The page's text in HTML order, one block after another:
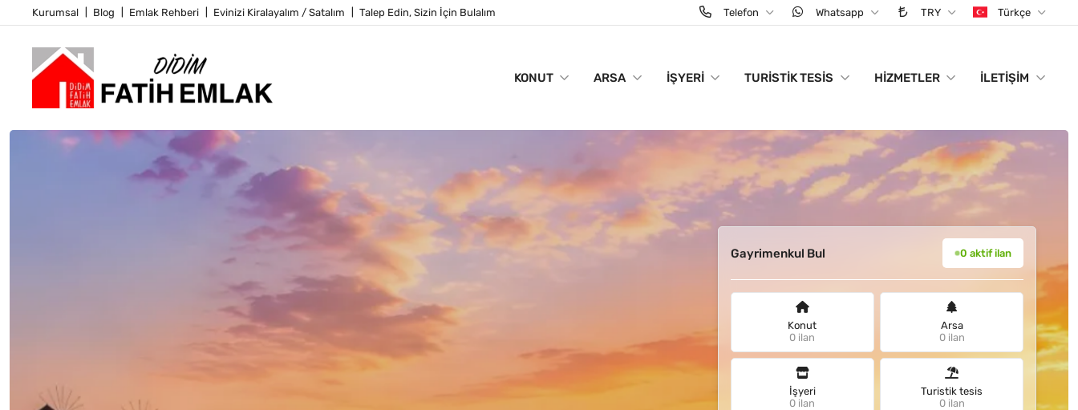
Kurumsal Blog Emlak Rehberi Evinizi Kiralayalım / Satalım Talep Edin, Sizin İçin Bulalım Telefon Whatsapp TRY Türkçe
KONUT ARSA İŞYERI TURISTIK TESIS HIZMETLER İLETIŞIM
Gayrimenkul Bul 0 aktif ilan
Konut
0 ilan
Arsa
0 ilan
İşyeri
0 ilan
Turistik tesis
0 ilan